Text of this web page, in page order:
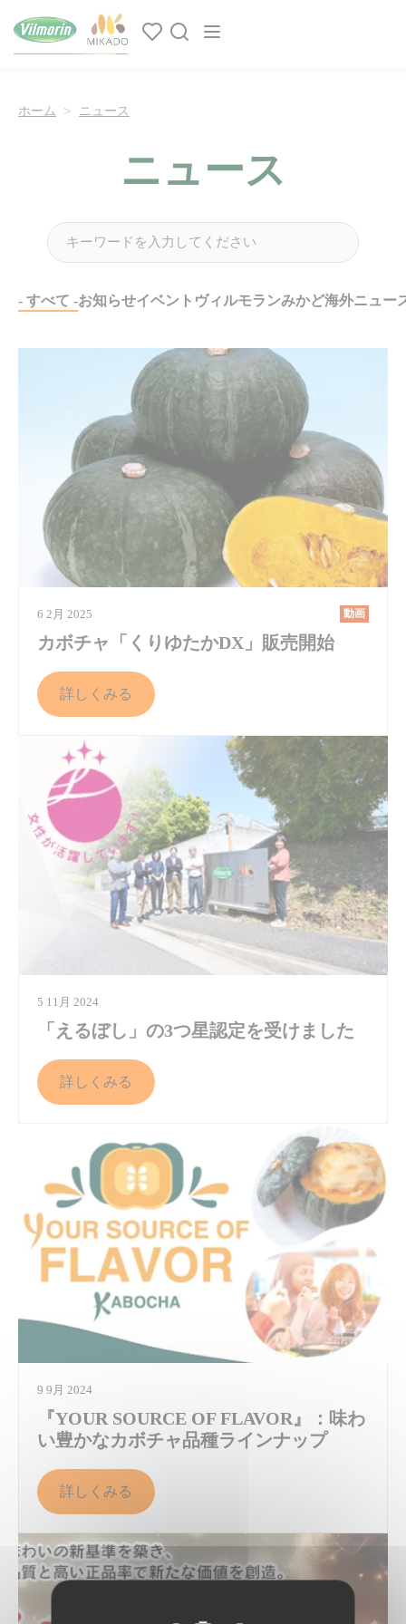
Main navigation
ホーム ニュース
ニュース
Find a news article
- すべて -お知らせイベント ヴィルモランみかど海外ニュー
6 2月 2025 動画
カボチャ「くりゆたかDX」販売開始
詳しくみる
5 11月 2024
「えるぼし」の3つ星認定を受けました
詳しくみる
9 9月 2024
『YOUR SOURCE OF FLAVOR』：味わ
い豊かなカボチャ品種ラインナップ
詳しくみる
クッキー利用の管理について